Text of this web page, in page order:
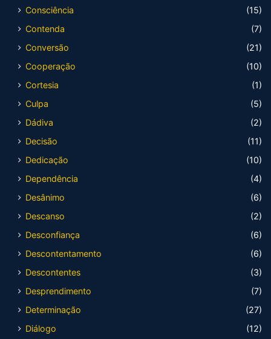
Consciência
(15)
Contenda
(7)
Conversão
(21)
Cooperação
(10)
Cortesia
(1)
Culpa
(5)
Dádiva
(2)
Decisão
(11)
Dedicação
(10)
Dependência
(4)
Desânimo
(6)
Descanso
(2)
Desconfiança
(6)
Descontentamento
(6)
Descontentes
(3)
Desprendimento
(7)
Determinação
(27)
Diálogo
(12)